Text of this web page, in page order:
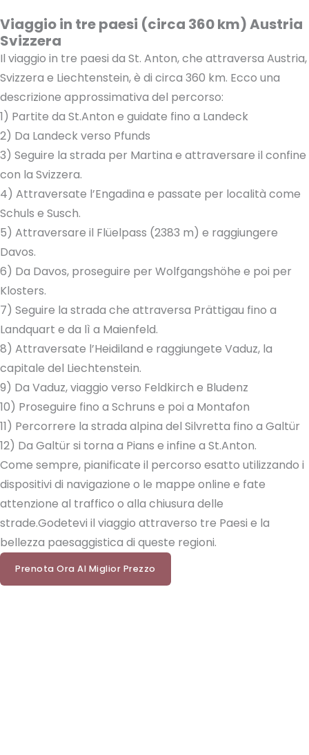
Viaggio in tre paesi (circa 360 km) Austria
Svizzera
Il viaggio in tre paesi da St. Anton, che attraversa Austria,
Svizzera e Liechtenstein, è di circa 360 km. Ecco una
descrizione approssimativa del percorso:
1) Partite da St.Anton e guidate fino a Landeck
2) Da Landeck verso Pfunds
3) Seguire la strada per Martina e attraversare il confine
con la Svizzera.
4) Attraversate l’Engadina e passate per località come
Schuls e Susch.
5) Attraversare il Flüelpass (2383 m) e raggiungere
Davos.
6) Da Davos, proseguire per Wolfgangshöhe e poi per
Klosters.
7) Seguire la strada che attraversa Prättigau fino a
Landquart e da lì a Maienfeld.
8) Attraversate l’Heidiland e raggiungete Vaduz, la
capitale del Liechtenstein.
9) Da Vaduz, viaggio verso Feldkirch e Bludenz
10) Proseguire fino a Schruns e poi a Montafon
11) Percorrere la strada alpina del Silvretta fino a Galtür
12) Da Galtür si torna a Pians e infine a St.Anton.
Come sempre, pianificate il percorso esatto utilizzando i
dispositivi di navigazione o le mappe online e fate
attenzione al traffico o alla chiusura delle
strade.Godetevi il viaggio attraverso tre Paesi e la
bellezza paesaggistica di queste regioni.
Prenota Ora Al Miglior Prezzo